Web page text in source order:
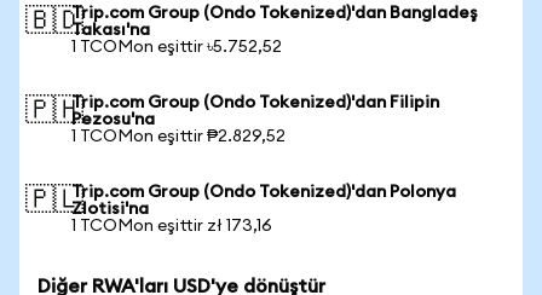
🇧🇩Trip.com Group (Ondo Tokenized)'dan Bangladeş
Takası'na
1 TCOMon eşittir ৳5.752,52
🇵🇭Trip.com Group (Ondo Tokenized)'dan Filipin
Pezosu'na
1 TCOMon eşittir ₱2.829,52
🇵🇱Trip.com Group (Ondo Tokenized)'dan Polonya
Zlotisi'na
1 TCOMon eşittir zł 173,16
Diğer RWA'ları USD'ye dönüştür